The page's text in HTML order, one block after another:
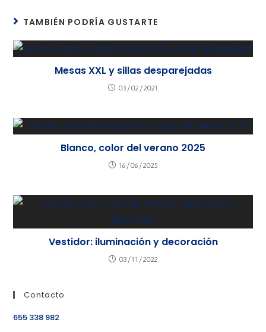
TAMBIÉN PODRÍA GUSTARTE
Mesas XXL y sillas desparejadas
03/02/2021
Blanco, color del verano 2025
16/06/2025
Vestidor: iluminación y decoración
03/11/2022
Contacto
655 338 982